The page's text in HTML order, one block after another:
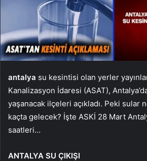
antalya su kesintisi olan yerler
Kanalizasyon İdaresi (ASAT),
yaşanacak ilçeleri açıkladı. Peki sular
kaçta gelecek? İşte ASKİ 28 Mart
saatleri…
ANTALYA SU ÇIKIŞI